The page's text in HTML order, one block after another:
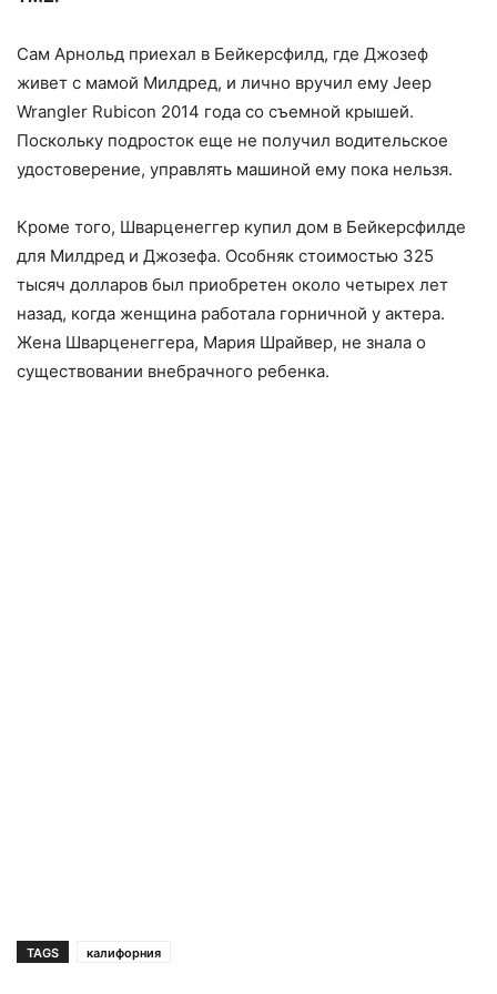
Сам Арнольд приехал в Бейкерсфилд, где Джозеф
живет с мамой Милдред, и лично вручил ему Jeep
Wrangler Rubicon 2014 года со съемной крышей.
Поскольку подросток еще не получил водительское
удостоверение, управлять машиной ему пока нельзя.
Кроме того, Шварценеггер купил дом в Бейкерсфилде
для Милдред и Джозефа. Особняк стоимостью 325
тысяч долларов был приобретен около четырех лет
назад, когда женщина работала горничной у актера.
Жена Шварценеггера, Мария Шрайвер, не знала о
существовании внебрачного ребенка.
TAGS калифорния